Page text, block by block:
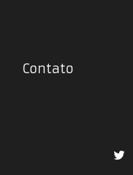
Contato